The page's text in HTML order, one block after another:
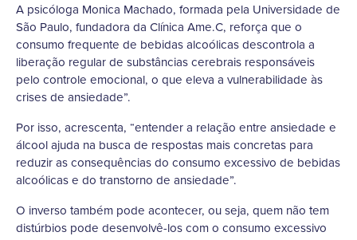
A psicóloga Monica Machado, formada pela Universidade de
São Paulo, fundadora da Clínica Ame.C, reforça que o
consumo frequente de bebidas alcoólicas descontrola a
liberação regular de substâncias cerebrais responsáveis
pelo controle emocional, o que eleva a vulnerabilidade às
crises de ansiedade”.
Por isso, acrescenta, “entender a relação entre ansiedade e
álcool ajuda na busca de respostas mais concretas para
reduzir as consequências do consumo excessivo de bebidas
alcoólicas e do transtorno de ansiedade”.
O inverso também pode acontecer, ou seja, quem não tem
distúrbios pode desenvolvê-los com o consumo excessivo